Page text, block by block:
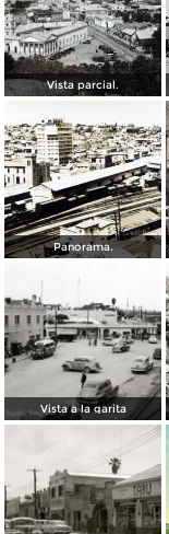
Vista parcial.
Panorama.
Vista a la garita